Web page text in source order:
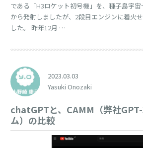
である「H3ロケット初号機」を、種子島宇宙
から発射しましたが、2段目エンジンに着火
した。 昨年12月 …
2023.03.03
Yasuki Onozaki
chatGPTと、CAMM（弊社
ム）の比較